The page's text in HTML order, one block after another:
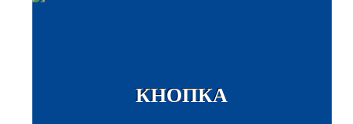
КНОПКА